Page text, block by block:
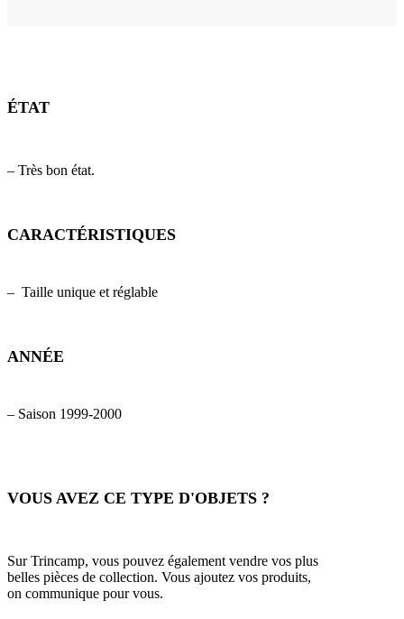
ÉTAT
– Très bon état.
CARACTÉRISTIQUES
– Taille unique et réglable
ANNÉE
– Saison 1999-2000
VOUS AVEZ CE TYPE D'OBJETS ?
Sur Trincamp, vous pouvez également vendre vos plus
belles pièces de collection. Vous ajoutez vos produits,
on communique pour vous.